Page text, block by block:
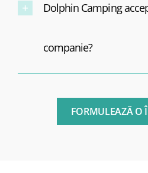
Dolphin Camping
companie?
FORMULEAZĂ O